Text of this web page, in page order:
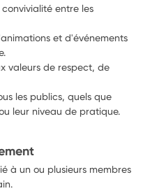
entre les
et d'événements
valeurs de respect, de
les publics, quels que
leur niveau de pratique.
à un ou plusieurs membres